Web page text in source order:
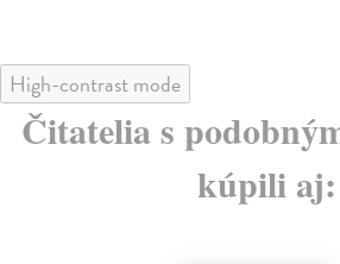
High-contrast mode
Čitatelia s
kúpili aj: